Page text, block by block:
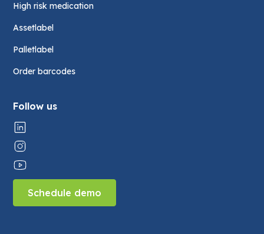
High risk medication
Assetlabel
Palletlabel
Order barcodes
Follow us
Schedule demo